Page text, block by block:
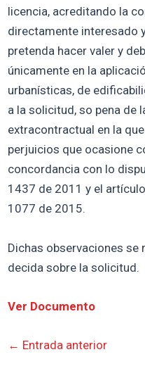
licencia, acreditando la
directamente interesado
pretenda hacer valer y
únicamente en la
urbanísticas, de
a la solicitud, so pena de
extracontractual en la
perjuicios que ocasione
concordancia con lo
1437 de 2011 y el
1077 de 2015.
Dichas observaciones se
decida sobre la solicitud.
Ver Documento
← Entrada anterior